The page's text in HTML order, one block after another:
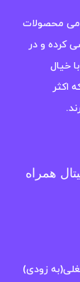
محصولات
کرده و در
خیال
اکثر
همراه
زودی)